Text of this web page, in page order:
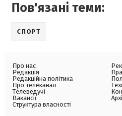
Пов'язані теми:
СПОРТ
Про нас
Редакція
Редакційна політика
Про телеканал
Телеведучі
Вакансії
Структура власності